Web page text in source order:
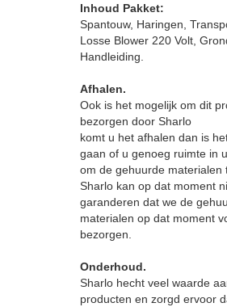
Inhoud Pakket:
Spantouw, Haringen,
Losse Blower 220 Volt,
Handleiding.
Afhalen.
Ook is het mogelijk om dit
bezorgen door Sharlo
komt u het afhalen dan is
gaan of u genoeg ruimte in
om de gehuurde materialen
Sharlo kan op dat moment
garanderen dat we de
materialen op dat moment
bezorgen.
Onderhoud.
Sharlo hecht veel waarde
producten en zorgd ervoor